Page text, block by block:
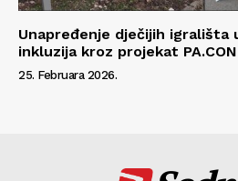
Unapređenje dječijih igrališta
inkluzija kroz projekat
25. Februara 2026.